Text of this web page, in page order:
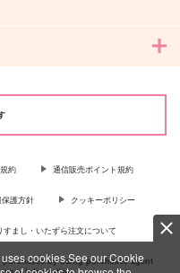
cookies.See our Cookie
約 通信販売ポイント規約
護方針 クッキーポリシー
すまし・いたずら注文について
by using purchases agent